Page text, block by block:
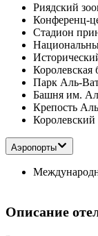
Риядский
Конференц-
Стадион
Королевская
Парк Аль-
Башня им.
Крепость
Королевский
Аэропорты
Описание